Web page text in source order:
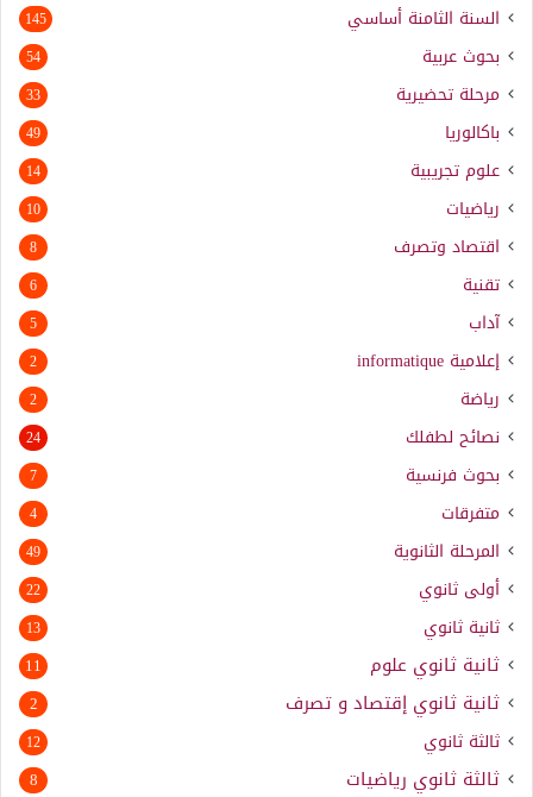
السنة الثامنة أساسي 145
بحوث عربية 54
مرحلة تحضيرية 33
باكالوريا 49
علوم تجريبية 14
رياضيات 10
اقتصاد وتصرف 8
تقنية 6
آداب 5
إعلامية informatique
2
رياضة 2
نصائح لطفلك 24
بحوث فرنسية 7
متفرقات 4
المرحلة الثانوية 49
أولى ثانوي 22
ثانية ثانوي 13
ثانية ثانوي علوم 11
ثانية ثانوي إقتصاد و تصرف 2
ثالثة ثانوي 12
ثالثة ثانوي رياضيات 8